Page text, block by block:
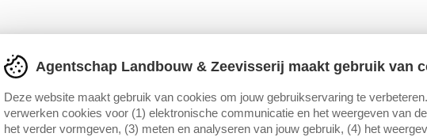
Metagegevens
Bronvermelding
Vermelding bij gebruik van deze publicatie
Agentschap Landbouw & Zeevisserij maakt gebruik van
Deze website maakt gebruik van cookies om jouw gebruikservaring te
verwerken cookies voor (1) elektronische communicatie en het weergeven van
het verder vormgeven, (3) meten en analyseren van jouw gebruik, (4) het